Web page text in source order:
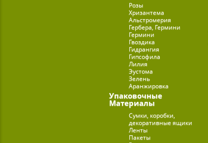
Розы
Хризантема
Альстромерия
Гербера, Гермини
Гермини
Гвоздика
Гидрангия
Гипсофила
Лилия
Эустома
Зелень
Аранжировка
Упаковочные
Материалы
Сумки, коробки,
декоративные ящики
Ленты
Пакеты